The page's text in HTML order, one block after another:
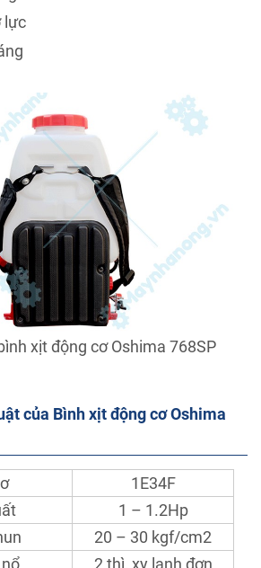
lực
xịt động cơ Oshima 768SP
của Bình xịt động cơ Oshima
1E34F
1 – 1.2Hp
20 – 30 kgf/cm2
2 thì, xy lanh đơn